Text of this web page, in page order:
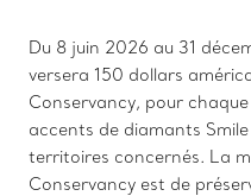
Du 8 juin 2026 au 31
versera 150 dollars
Conservancy, pour
accents de diamants
territoires concernés. La
Conservancy est de